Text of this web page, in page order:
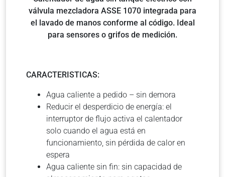
válvula mezcladora ASSE 1070 integrada para
el lavado de manos conforme al código. Ideal
para sensores o grifos de medición.
CARACTERISTICAS:
Agua caliente a pedido – sin demora
Reducir el desperdicio de energía: el
interruptor de flujo activa el calentador
solo cuando el agua está en
funcionamiento, sin pérdida de calor en
espera
Agua caliente sin fin: sin capacidad de